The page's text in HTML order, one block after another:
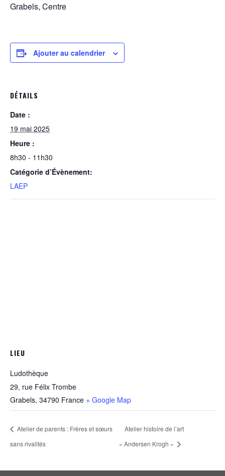
Grabels, Centre
Ajouter au calendrier
DÉTAILS
Date :
19 mai 2025
Heure :
8h30 - 11h30
Catégorie d’Évènement:
LAEP
LIEU
Ludothèque
29, rue Félix Trombe
Grabels, 34790 France + Google Map
Atelier de parents : Frères et sœurs
sans rivalités
Atelier histoire de l’art
« Andersen Krogh »